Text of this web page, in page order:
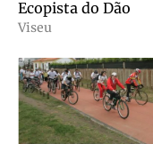
Ecopista do Dão
Viseu